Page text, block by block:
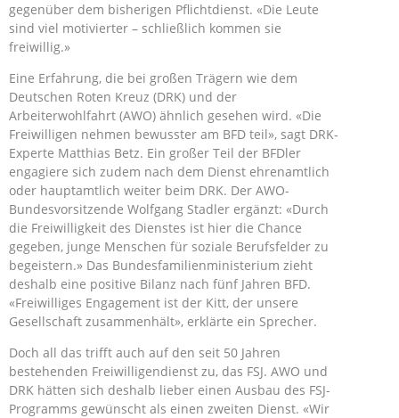
gegenüber dem bisherigen Pflichtdienst. «Die Leute
sind viel motivierter – schließlich kommen sie
freiwillig.»
Eine Erfahrung, die bei großen Trägern wie dem
Deutschen Roten Kreuz (DRK) und der
Arbeiterwohlfahrt (AWO) ähnlich gesehen wird. «Die
Freiwilligen nehmen bewusster am BFD teil», sagt DRK-
Experte Matthias Betz. Ein großer Teil der BFDler
engagiere sich zudem nach dem Dienst ehrenamtlich
oder hauptamtlich weiter beim DRK. Der AWO-
Bundesvorsitzende Wolfgang Stadler ergänzt: «Durch
die Freiwilligkeit des Dienstes ist hier die Chance
gegeben, junge Menschen für soziale Berufsfelder zu
begeistern.» Das Bundesfamilienministerium zieht
deshalb eine positive Bilanz nach fünf Jahren BFD.
«Freiwilliges Engagement ist der Kitt, der unsere
Gesellschaft zusammenhält», erklärte ein Sprecher.
Doch all das trifft auch auf den seit 50 Jahren
bestehenden Freiwilligendienst zu, das FSJ. AWO und
DRK hätten sich deshalb lieber einen Ausbau des FSJ-
Programms gewünscht als einen zweiten Dienst. «Wir